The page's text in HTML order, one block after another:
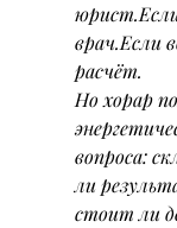
врач.Если
расчёт.
Но хорар
вопроса:
ли
стоит ли